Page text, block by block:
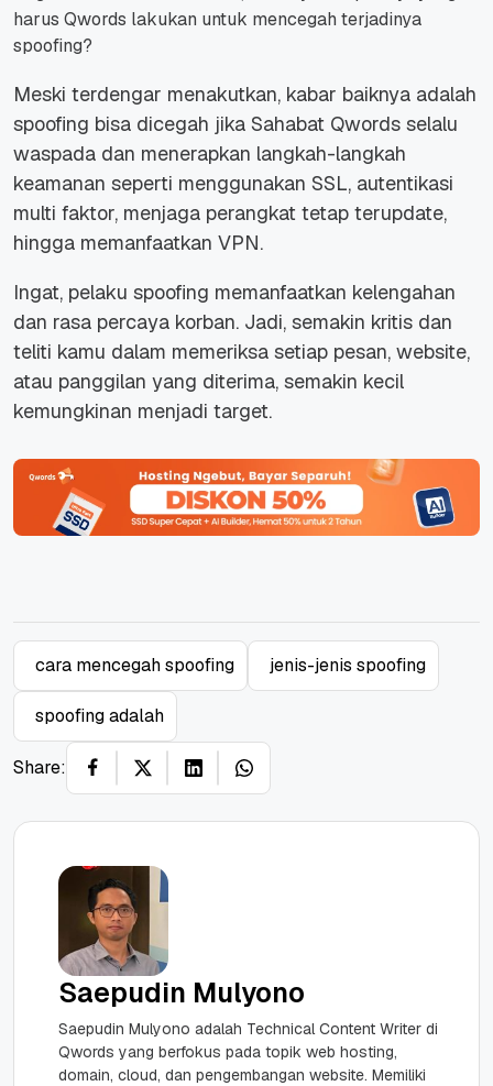
harus Qwords lakukan untuk mencegah terjadinya
spoofing?
Meski terdengar menakutkan, kabar baiknya adalah
spoofing bisa dicegah jika Sahabat Qwords selalu
waspada dan menerapkan langkah-langkah
keamanan seperti menggunakan SSL, autentikasi
multi faktor, menjaga perangkat tetap terupdate,
hingga memanfaatkan VPN.
Ingat, pelaku spoofing memanfaatkan kelengahan
dan rasa percaya korban. Jadi, semakin kritis dan
teliti kamu dalam memeriksa setiap pesan, website,
atau panggilan yang diterima, semakin kecil
kemungkinan menjadi target.
cara mencegah spoofing jenis-jenis spoofing
spoofing adalah
Share:
Saepudin Mulyono
Saepudin Mulyono adalah Technical Content Writer di
Qwords yang berfokus pada topik web hosting,
domain, cloud, dan pengembangan website. Memiliki